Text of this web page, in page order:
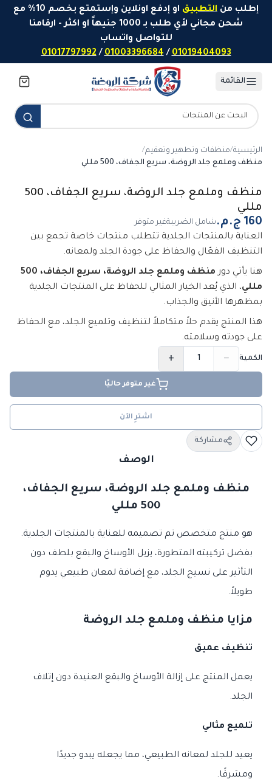
تخطَّ إلى المحتوى
إطلب من التطبيق
او إدفع اونلاين وإستمتع بخصم 10% مع
شحن مجاني لأي طلب بـ 1000 جنيهاً او اكثر - ارقامنا
للتواصل واتساب
01019404093
/
01003396684
/
01017797992
القائمة
الرئيسية/منظفات وتطهير وتعقيم/
منظف وملمع جلد الروضة، سريع الجفاف، 500 مللي
منظف وملمع جلد الروضة، سريع الجفاف، 500
مللي
شامل الضريبةغير متوفر
العناية بالمنتجات الجلدية تتطلب منتجات خاصة تجمع بين
التنظيف الفعّال والحفاظ على جودة الجلد ولمعانه.
هنا يأتي دور
منظف وملمع جلد الروضة، سريع الجفاف، 500
مللي، الذي يُعد الخيار المثالي للحفاظ على المنتجات الجلدية
بمظهرها الأنيق والجذاب.
هذا المنتج يقدم حلاً متكاملاً لتنظيف وتلميع الجلد، مع الحفاظ
على جودته وسلامته.
الكمية −
+
غير متوفر حاليًا
اشترِ الآن
مشاركة
الوصف
منظف وملمع جلد الروضة، سريع الجفاف،
500 مللي
هو منتج متخصص تم تصميمه للعناية بالمنتجات الجلدية.
بفضل تركيبته المتطورة، يزيل الأوساخ والبقع بلطف دون
التأثير على نسيج الجلد، مع إضافة لمعان طبيعي يدوم
طويلاً.
مزايا منظف وملمع جلد الروضة
تنظيف عميق
يعمل المنتج على إزالة الأوساخ والبقع العنيدة دون إتلاف
الجلد.
تلميع مثالي
يعيد للجلد لمعانه الطبيعي، مما يجعله يبدو جديدًا
ومشرقًا.